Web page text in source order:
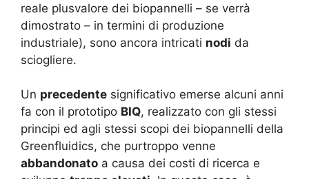
reale plusvalore dei biopannelli – se verrà
dimostrato – in termini di produzione
industriale), sono ancora intricati nodi da
sciogliere.
Un precedente significativo emerse alcuni anni
fa con il prototipo BIQ, realizzato con gli stessi
principi ed agli stessi scopi dei biopannelli della
Greenfluidics, che purtroppo venne
abbandonato a causa dei costi di ricerca e